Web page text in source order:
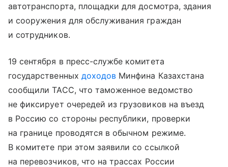
автотранспорта, площадки для досмотра, здания
и сооружения для обслуживания граждан
и сотрудников.
19 сентября в пресс-службе комитета
государственных доходов Минфина Казахстана
сообщили ТАСС, что таможенное ведомство
не фиксирует очередей из грузовиков на въезд
в Россию со стороны республики, проверки
на границе проводятся в обычном режиме.
В комитете при этом заявили со ссылкой
на перевозчиков, что на трассах России